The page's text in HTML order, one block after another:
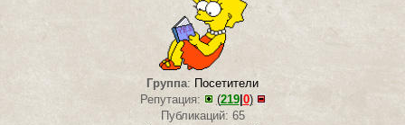
Группа: Посетители
Репутация:
(219| 0)
Публикаций: 65